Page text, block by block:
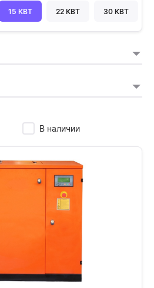
15 КВТ 22 КВТ 30 КВТ
В наличии